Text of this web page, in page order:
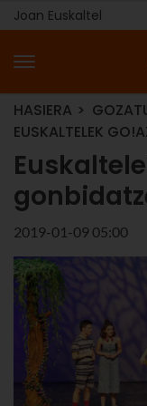
Joan Euskaltel
HASIERA
EUSKALTELEK
2019-01-09 05:00